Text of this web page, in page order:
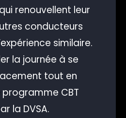
renouvellent leur
conducteurs
similaire.
la journée à se
tout en
CBT
la DVSA.